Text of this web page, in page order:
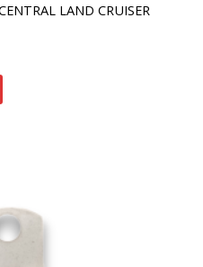
LAND CRUISER